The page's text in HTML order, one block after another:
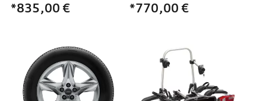
*835,00 € *770,00 €